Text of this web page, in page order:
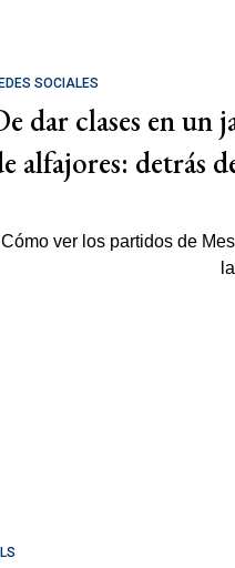
SOCIALES
dar clases en un
alfajores: detrás